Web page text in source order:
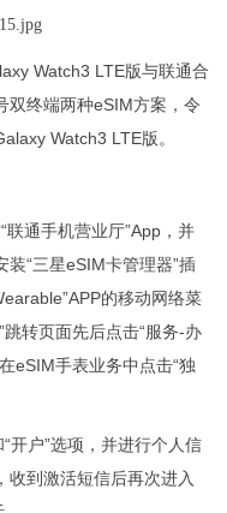
Watch3 LTE版与联通合
双终端两种eSIM方案，令
Watch3 LTE版。
联通手机营业厅”App，并
“三星eSIM卡管理器”插
的移动网络菜
转页面先后点击“服务-办
eSIM手表业务中点击“独
开户”选项，并进行个人信
收到激活短信后再次进入